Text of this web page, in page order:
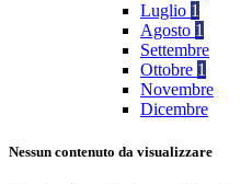
Luglio 1
Agosto 1
Settembre
Ottobre 1
Novembre
Dicembre
Nessun contenuto da visualizzare